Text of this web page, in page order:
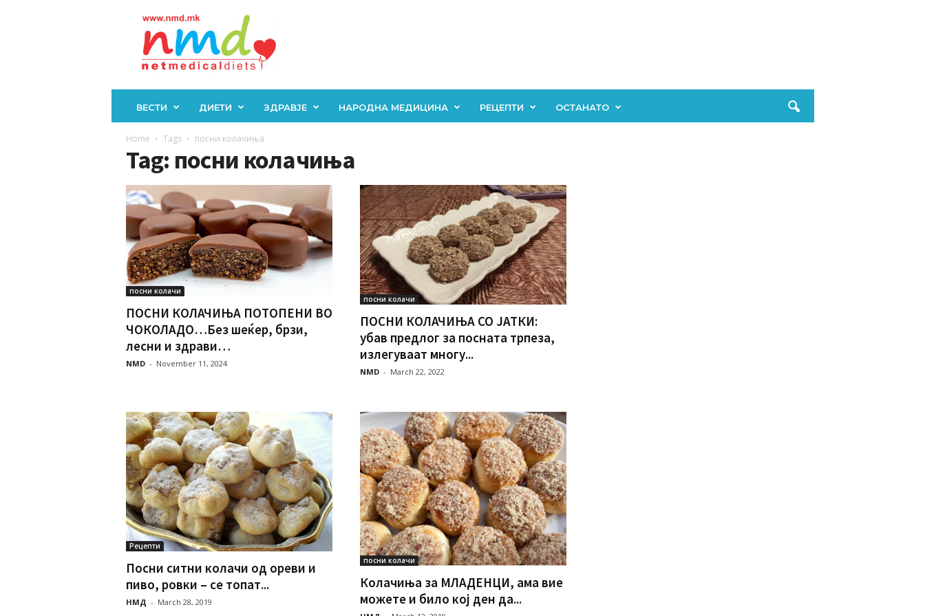
ВЕСТИ ДИЕТИ ЗДРАВЈЕ НАРОДНА МЕДИЦИНА РЕЦЕПТИ ОСТАНАТО
Home Tags посни колачиња
Tag: посни колачиња
посни колачи
ПОСНИ КОЛАЧИЊА ПОТОПЕНИ ВО
ЧОКОЛАДО…Без шеќер, брзи,
лесни и здрави…
NMD - November 11, 2024
посни колачи
ПОСНИ КОЛАЧИЊА СО ЈАТКИ:
убав предлог за посната трпеза,
излегуваат многу...
NMD - March 22, 2022
Рецепти
Посни ситни колачи од ореви и
пиво, ровки – се топат...
НМД - March 28, 2019
посни колачи
Колачиња за МЛАДЕНЦИ, ама вие
можете и било кој ден да...